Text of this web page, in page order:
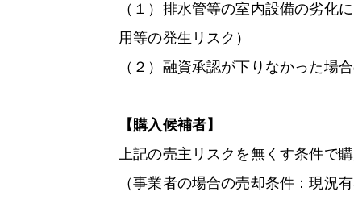
（１）排水管等の室内設備の劣化
用等の発生リスク）
（２）融資承認が下りなかった場
【購入候補者】
上記の売主リスクを無くす条件で
（事業者の場合の売却条件：現況